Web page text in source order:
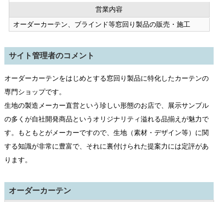
営業内容
オーダーカーテン、ブラインド等窓回り製品の販売・施工
サイト管理者のコメント
オーダーカーテンをはじめとする窓回り製品に特化したカーテンの
専門ショップです。
生地の製造メーカー直営という珍しい形態のお店で、展示サンプル
の多くが自社開発商品というオリジナリティ溢れる品揃えが魅力で
す。もともとがメーカーですので、生地（素材・デザイン等）に関
する知識が非常に豊富で、それに裏付けられた提案力には定評があ
ります。
オーダーカーテン